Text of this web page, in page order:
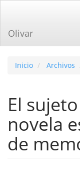
principal
Barra
Olivar
Inicio Archivos
El
novela
de